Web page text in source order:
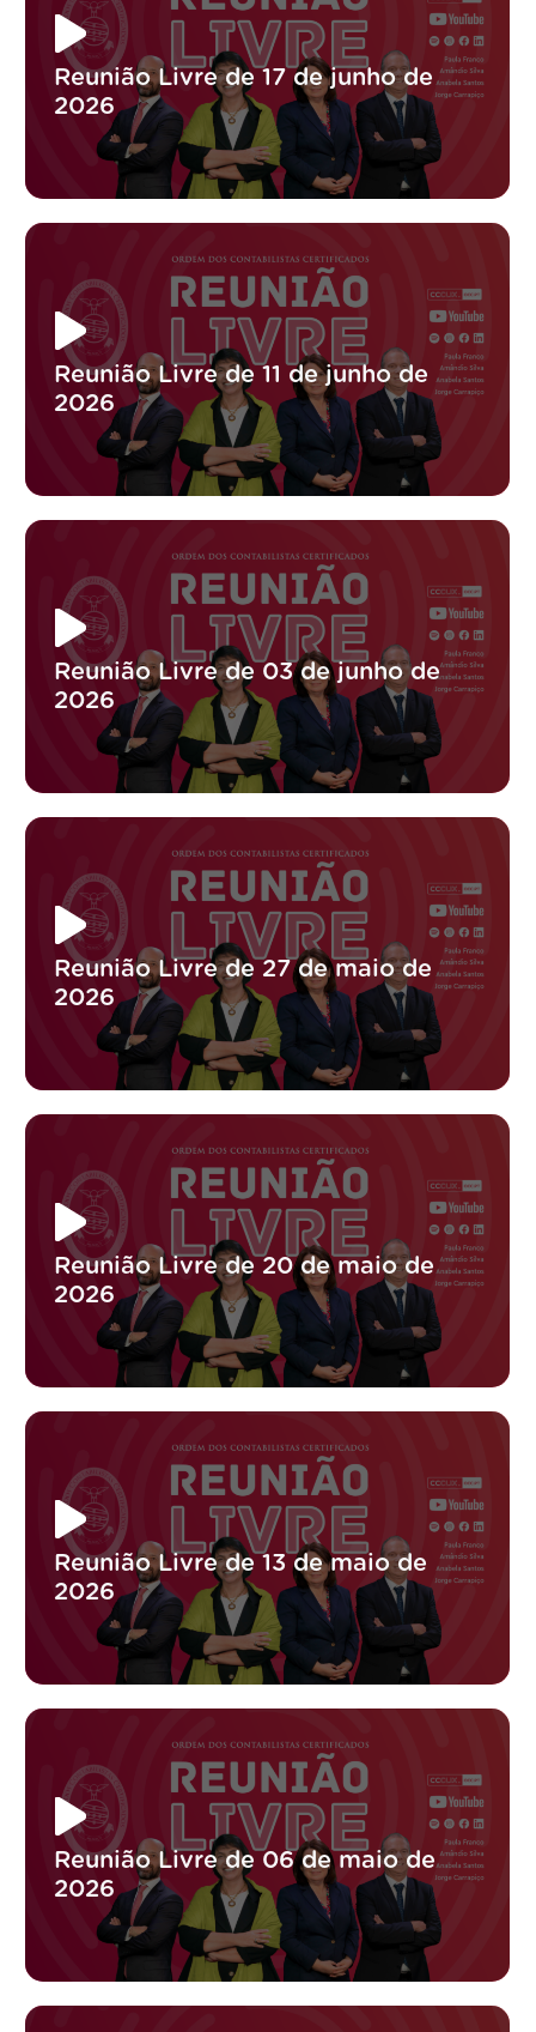
Reunião Livre de 17 de junho de
2026
Reunião Livre de 11 de junho de
2026
Reunião Livre de 03 de junho de
2026
Reunião Livre de 27 de maio de
2026
Reunião Livre de 20 de maio de
2026
Reunião Livre de 13 de maio de
2026
Reunião Livre de 06 de maio de
2026